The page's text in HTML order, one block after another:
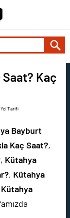
Kaç
Tarifi
Bayburt
Kaç Saat?,
, Kütahya
, Kütahya
Kütahya